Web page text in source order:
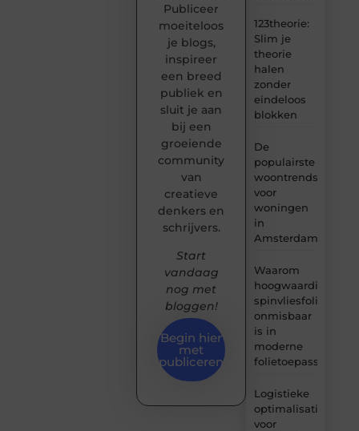
123theorie:
Slim je
theorie
halen
zonder
eindeloos
blokken
De
populairste
woontrends
voor
woningen
in
Amsterdam
Waarom
hoogwaardige
spinvliesfolie
onmisbaar
is in
moderne
folietoepassingen
Logistieke
optimalisatie
voor
Publiceer
moeiteloos
je blogs,
inspireer
een breed
publiek en
sluit je aan
bij een
groeiende
community
van
creatieve
denkers en
schrijvers.
Start
vandaag
nog met
bloggen!
Begin hier
met
publiceren